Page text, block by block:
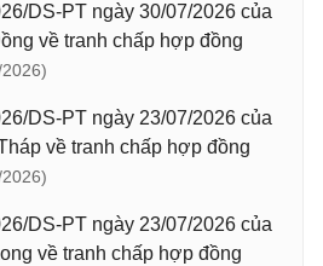
DS-PT ngày 30/07/2026 của
về tranh chấp hợp đồng
DS-PT ngày 23/07/2026 của
về tranh chấp hợp đồng
DS-PT ngày 23/07/2026 của
về tranh chấp hợp đồng